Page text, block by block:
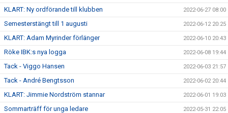
KLART: Ny ordförande till klubben 2022-06-27 08:00
Semesterstängt till 1 augusti 2022-06-12 20:25
KLART: Adam Myrinder förlänger 2022-06-10 20:43
Röke IBK:s nya logga 2022-06-08 19:44
Tack - Viggo Hansen 2022-06-03 21:57
Tack - André Bengtsson 2022-06-02 20:44
KLART: Jimmie Nordström stannar 2022-06-01 19:03
Sommarträff för unga ledare 2022-05-31 22:05